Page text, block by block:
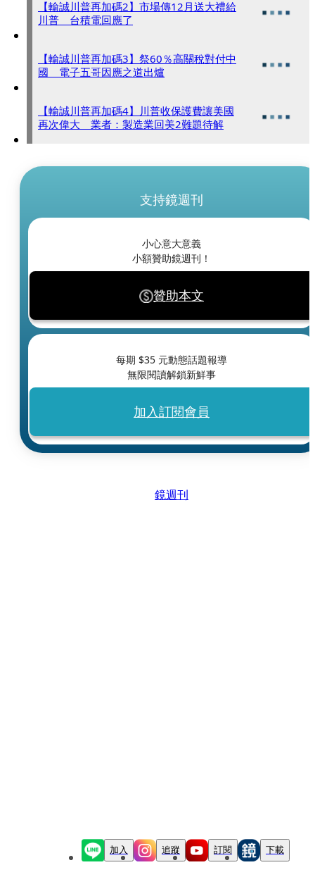
【輸誠川普再加碼2】市場傳12月送大禮給
川普 台積電回應了
【輸誠川普再加碼3】祭60％高關稅對付中
國 電子五哥因應之道出爐
【輸誠川普再加碼4】川普收保護費讓美國
再次偉大 業者：製造業回美2難題待解
支持鏡週刊
小心意大意義
小額贊助鏡週刊！
贊助本文
每期 $35 元動態話題報導
無限閱讀解鎖新鮮事
加入訂閱會員
鏡週刊
加入 追蹤 訂閱 下載